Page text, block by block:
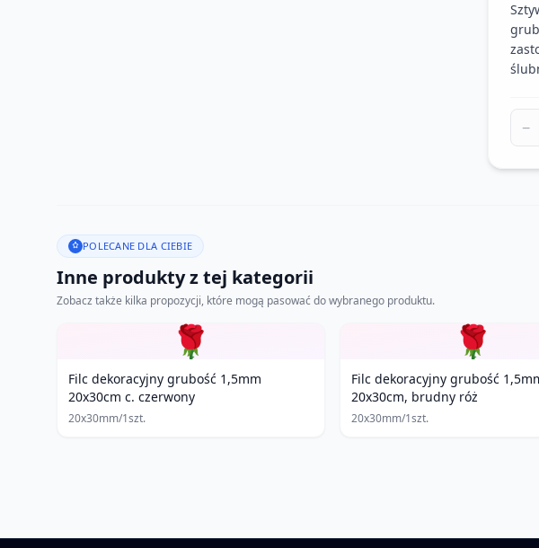
−
POLECANE DLA CIEBIE
Inne produkty z tej kategorii
Zobacz także kilka propozycji, które mogą pasować do wybranego produktu.
🌹
Filc dekoracyjny grubość 1,5mm
20x30cm c. czerwony
20x30mm/1szt.
🌹
Filc dekoracyjny grubość
20x30cm, brudny róż
20x30mm/1szt.